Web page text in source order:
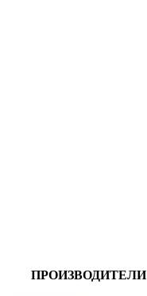
ПРОИЗВОДИТЕЛИ